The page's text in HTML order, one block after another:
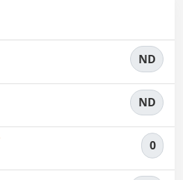
ND
ND
0